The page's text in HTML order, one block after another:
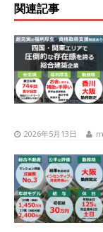
関連記事
2026年5月13日